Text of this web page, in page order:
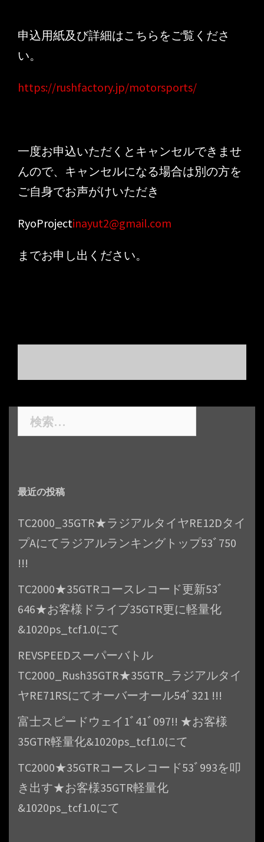
申込用紙及び詳細はこちらをご覧くださ
い。
https://rushfactory.jp/motorsports/
一度お申込いただくとキャンセルできませ
んので、キャンセルになる場合は別の方を
ご自身でお声がけいただき
RyoProjectinayut2@gmail.com
までお申し出ください。
投
ナ
ビ
シ
ョ
ン
索:
最近の投稿
TC2000_35GTR★ラジアルタイヤRE12Dタイ
プAにてラジアルランキングトップ53ﾞ750
!!!
TC2000★35GTRコースレコード更新53ﾞ
646★お客様ドライブ35GTR更に軽量化
&1020ps_tcf1.0にて
REVSPEEDスーパーバトル
TC2000_Rush35GTR★35GTR_ラジアルタイ
ヤRE71RSにてオーバーオール54ﾞ321 !!!
富士スピードウェイ1ﾞ41ﾞ097!! ★お客様
35GTR軽量化&1020ps_tcf1.0にて
TC2000★35GTRコースレコード53ﾞ993を叩
き出す★お客様35GTR軽量化
&1020ps_tcf1.0にて